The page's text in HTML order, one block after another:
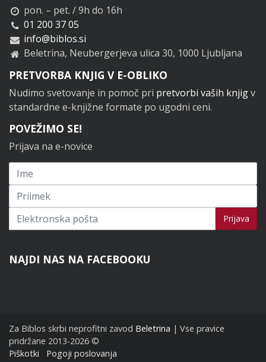
pon. – pet. / 9h do 16h
01 200 37 05
info@biblos.si
Beletrina, Neubergerjeva ulica 30, 1000 Ljubljana
PRETVORBA KNJIG V E-OBLIKO
Nudimo svetovanje in pomoč pri pretvorbi vaših knjigv
standardne e-knjižne formate po ugodni ceni.
POVEŽIMO SE!
Prijava na e-novice
Prijavi se na novice Prijava
NAJDI NAS NA FACEBOOKU
Za Biblos skrbi neprofitni zavod Beletrina | Vse pravice
pridržane 2013-2026 ©
Piškotki
Pogoji poslovanja